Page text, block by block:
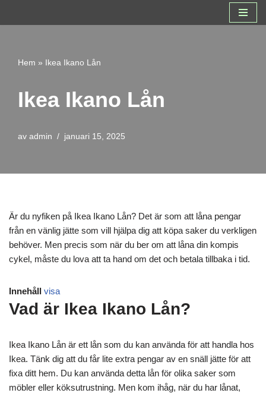
innehåll
Hem » Ikea Ikano Lån
Ikea Ikano Lån
av admin januari 15, 2025
Är du nyfiken på Ikea Ikano Lån? Det är som att låna pengar
från en vänlig jätte som vill hjälpa dig att köpa saker du verkligen
behöver. Men precis som när du ber om att låna din kompis
cykel, måste du lova att ta hand om det och betala tillbaka i tid.
Innehåll visa
Vad är Ikea Ikano Lån?
Ikea Ikano Lån är ett lån som du kan använda för att handla hos
Ikea. Tänk dig att du får lite extra pengar av en snäll jätte för att
fixa ditt hem. Du kan använda detta lån för olika saker som
möbler eller köksutrustning. Men kom ihåg, när du har lånat,